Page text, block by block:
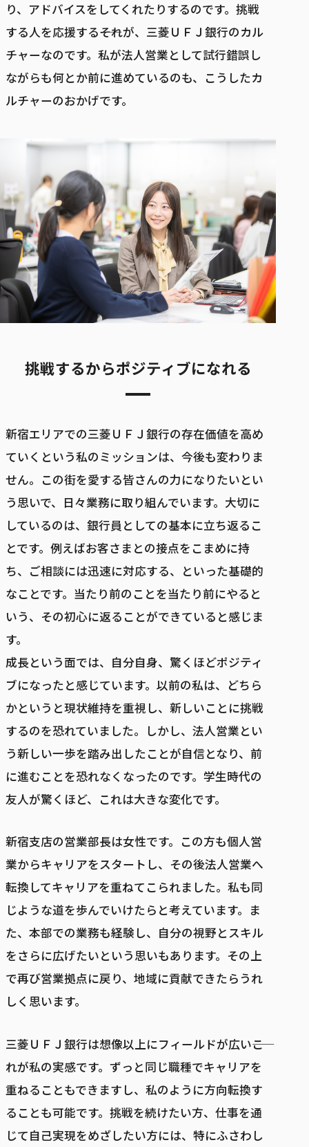
り、アドバイスをしてくれたりするのです。挑戦
する人を応援する――それが、三菱ＵＦＪ銀行のカル
チャーなのです。私が法人営業として試行錯誤し
ながらも何とか前に進めているのも、こうしたカ
ルチャーのおかげです。
挑戦するからポジティブになれる
新宿エリアでの三菱ＵＦＪ銀行の存在価値を高め
ていくという私のミッションは、今後も変わりま
せん。この街を愛する皆さんの力になりたいとい
う思いで、日々業務に取り組んでいます。大切に
しているのは、銀行員としての基本に立ち返るこ
とです。例えばお客さまとの接点をこまめに持
ち、ご相談には迅速に対応する、といった基礎的
なことです。当たり前のことを当たり前にやると
いう、その初心に返ることができていると感じま
す。
成長という面では、自分自身、驚くほどポジティ
ブになったと感じています。以前の私は、どちら
かというと現状維持を重視し、新しいことに挑戦
するのを恐れていました。しかし、法人営業とい
う新しい一歩を踏み出したことが自信となり、前
に進むことを恐れなくなったのです。学生時代の
友人が驚くほど、これは大きな変化です。
新宿支店の営業部長は女性です。この方も個人営
業からキャリアをスタートし、その後法人営業へ
転換してキャリアを重ねてこられました。私も同
じような道を歩んでいけたらと考えています。ま
た、本部での業務も経験し、自分の視野とスキル
をさらに広げたいという思いもあります。その上
で再び営業拠点に戻り、地域に貢献できたらうれ
しく思います。
三菱ＵＦＪ銀行は想像以上にフィールドが広い――こ
れが私の実感です。ずっと同じ職種でキャリアを
重ねることもできますし、私のように方向転換す
ることも可能です。挑戦を続けたい方、仕事を通
じて自己実現をめざしたい方には、特にふさわし